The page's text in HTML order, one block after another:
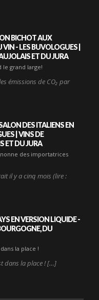
BICHOT AUX
VIN - LES BUVOLOGUES |
ET DU JURA
le grand large!
émissions de CO₂ par
DES ITALIENS EN
| VINS DE
ET DU JURA
des importatrices
il y a cinq mois (lire :
EN VERSION LIQUIDE -
DU
la place !
dans la place ! […]